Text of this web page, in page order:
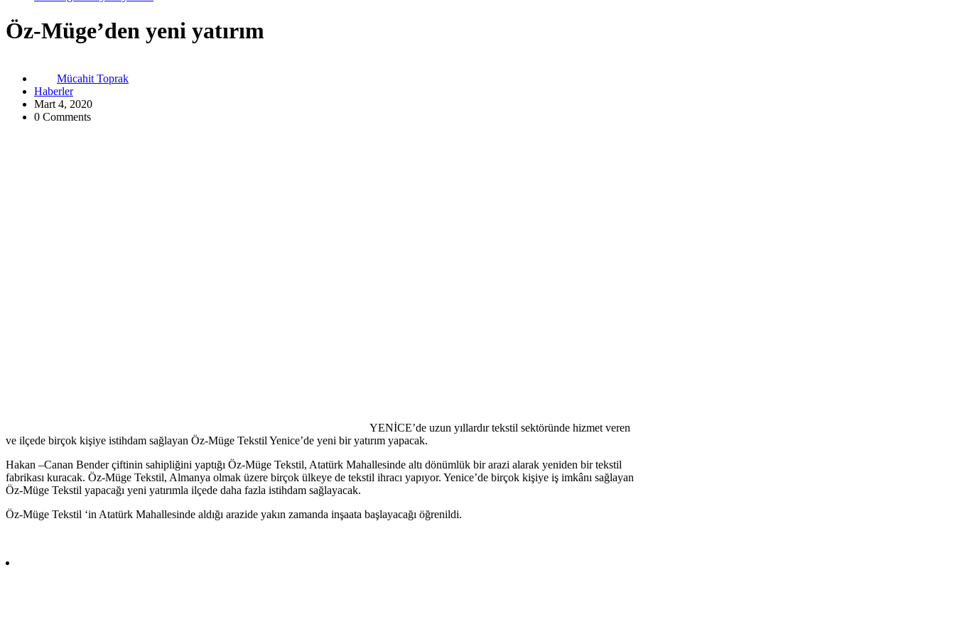
Öz-Müge’den yeni yatırım
Mücahit Toprak
Haberler
Mart 4, 2020
0 Comments
YENİCE’de uzun yıllardır tekstil sektöründe hizmet veren
ve ilçede birçok kişiye istihdam sağlayan Öz-Müge Tekstil Yenice’de yeni bir yatırım yapacak.
Hakan –Canan Bender çiftinin sahipliğini yaptığı Öz-Müge Tekstil, Atatürk Mahallesinde altı dönümlük bir arazi alarak yeniden bir tekstil
fabrikası kuracak. Öz-Müge Tekstil, Almanya olmak üzere birçok ülkeye de tekstil ihracı yapıyor. Yenice’de birçok kişiye iş imkânı sağlayan
Öz-Müge Tekstil yapacağı yeni yatırımla ilçede daha fazla istihdam sağlayacak.
Öz-Müge Tekstil ‘in Atatürk Mahallesinde aldığı arazide yakın zamanda inşaata başlayacağı öğrenildi.